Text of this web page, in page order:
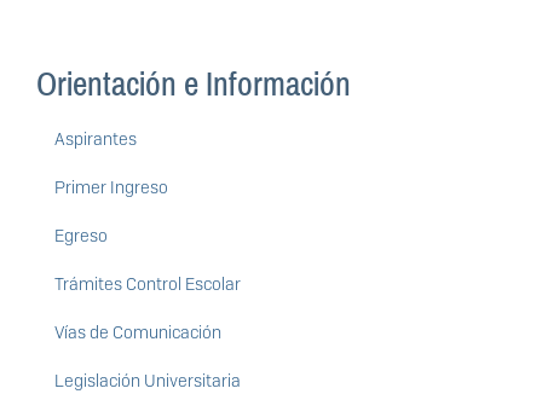
Orientación e Información
Aspirantes
Primer Ingreso
Egreso
Trámites Control Escolar
Vías de Comunicación
Legislación Universitaria